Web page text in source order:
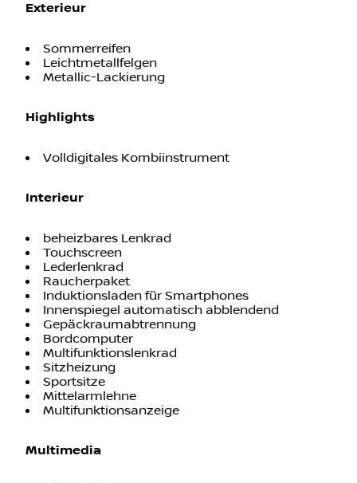
Exterieur
Sommerreifen
Leichtmetallfelgen
Metallic-Lackierung
Highlights
Volldigitales Kombiinstrument
Interieur
beheizbares Lenkrad
Touchscreen
Lederlenkrad
Raucherpaket
Induktionsladen für Smartphones
Innenspiegel automatisch abblendend
Gepäckraumabtrennung
Bordcomputer
Multifunktionslenkrad
Sitzheizung
Sportsitze
Mittelarmlehne
Multifunktionsanzeige
Multimedia